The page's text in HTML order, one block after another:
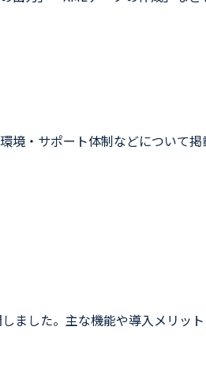
境・サポート体制などについて
した。主な機能や導入メリット